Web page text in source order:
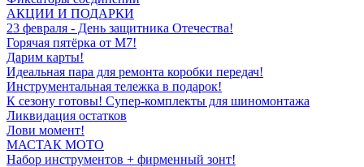
АКЦИИ И ПОДАРКИ
23 февраля - День защитника Отечества!
Горячая пятёрка от M7!
Дарим карты!
Идеальная пара для ремонта коробки передач!
Инструментальная тележка в подарок!
К сезону готовы! Супер-комплекты для шиномонтажа
Ликвидация остатков
Лови момент!
МАСТАК МОТО
Набор инструментов + фирменный зонт!